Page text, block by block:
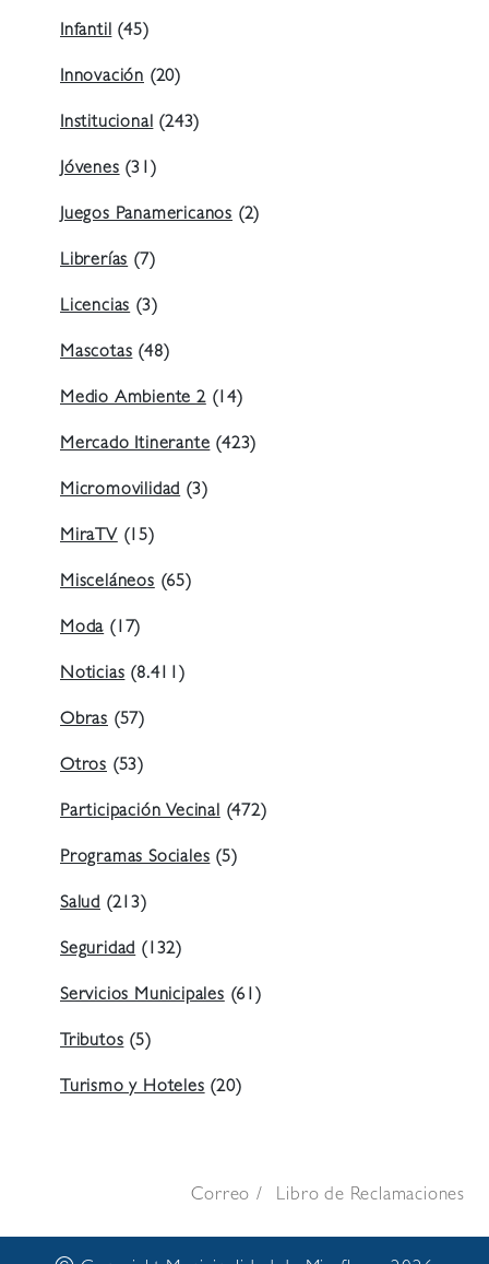
Infantil(45)
Innovación (20)
Institucional(243)
Jóvenes(31)
Juegos Panamericanos (2)
Librerías(7)
Licencias(3)
Mascotas(48)
Medio Ambiente 2(14)
Mercado Itinerante(423)
Micromovilidad(3)
MiraTV(15)
Misceláneos(65)
Moda(17)
Noticias(8.411)
Obras (57)
Otros (53)
Participación Vecinal(472)
Programas Sociales(5)
Salud (213)
Seguridad(132)
Servicios Municipales(61)
Tributos(5)
Turismo y Hoteles(20)
Correo Libro de Reclamaciones